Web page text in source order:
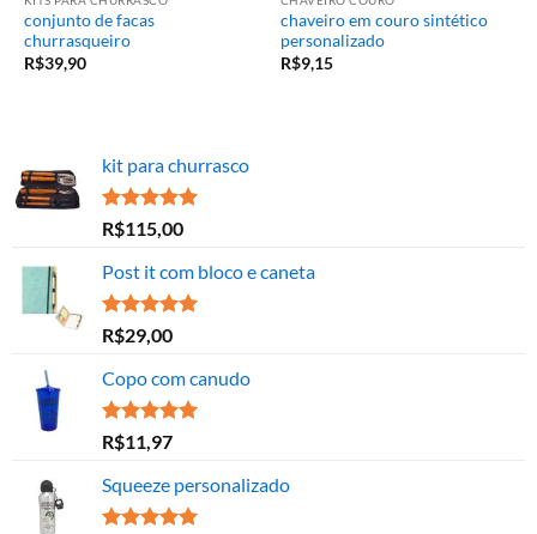
conjunto de facas
churrasqueiro
R$39,90
chaveiro em couro sintético
personalizado
R$9,15
kit para churrasco
Avaliação
5.00
de 5
R$115,00
Post it com bloco e caneta
Avaliação
5.00
de 5
R$29,00
Copo com canudo
Avaliação
5.00
de 5
R$11,97
Squeeze personalizado